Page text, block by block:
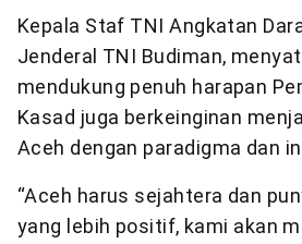
Kepala Staf TNI Angkatan
Jenderal TNI Budiman,
mendukung penuh harapan
Kasad juga berkeinginan
Aceh dengan paradigma dan
“Aceh harus sejahtera dan
yang lebih positif, kami akan